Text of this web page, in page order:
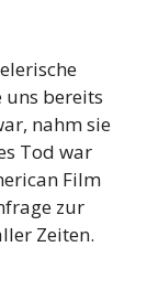
uns bereits
nahm sie
Tod war
Film
zur
Zeiten.